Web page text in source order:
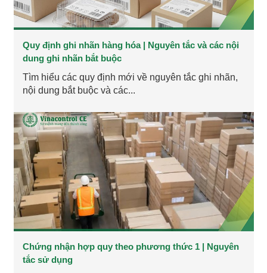
Quy định ghi nhãn hàng hóa | Nguyên tắc và các nội
dung ghi nhãn bắt buộc
Tìm hiểu các quy định mới về nguyên tắc ghi nhãn,
nội dung bắt buộc và các...
Chứng nhận hợp quy theo phương thức 1 | Nguyên
tắc sử dụng